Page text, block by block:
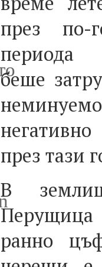
през по-
периода
беше
през тази
В
ранно